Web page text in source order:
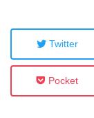
Twitter
Pocket